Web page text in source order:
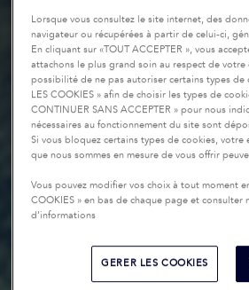
Lorsque vous consultez le site internet, des
navigateur ou récupérées à partir de celui-ci,
En cliquant sur «TOUT ACCEPTER », vous
attachons le plus grand soin au respect de
possibilité de ne pas autoriser certains types de
LES COOKIES » afin de choisir les types de
CONTINUER SANS ACCEPTER » pour nous
nécessaires au fonctionnement du site sont
Si vous bloquez certains types de cookies,
que nous sommes en mesure de vous offrir
Vous pouvez modifier vos choix à tout moment
COOKIES » en bas de chaque page et consulter
d’informations
GERER LES COOKIES